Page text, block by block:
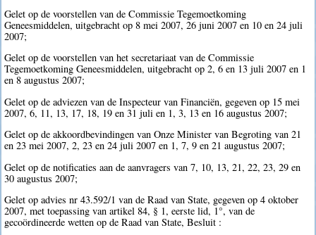
Gelet op de voorstellen van de Commissie Tegemoetkoming
Geneesmiddelen, uitgebracht op 8 mei 2007, 26 juni 2007 en 10 en 24 juli
2007;
Gelet op de voorstellen van het secretariaat van de Commissie
Tegemoetkoming Geneesmiddelen, uitgebracht op 2, 6 en 13 juli 2007 en 1
en 8 augustus 2007;
Gelet op de adviezen van de Inspecteur van Financiën, gegeven op 15 mei
2007, 6, 11, 13, 17, 18, 19 en 31 juli en 1, 3, 13 en 16 augustus 2007;
Gelet op de akkoordbevindingen van Onze Minister van Begroting van 21
en 23 mei 2007, 2, 23 en 24 juli 2007 en 1, 7, 9 en 21 augustus 2007;
Gelet op de notificaties aan de aanvragers van 7, 10, 13, 21, 22, 23, 29 en
30 augustus 2007;
Gelet op advies nr 43.592/1 van de Raad van State, gegeven op 4 oktober
2007, met toepassing van artikel 84, § 1, eerste lid, 1°, van de
gecoördineerde wetten op de Raad van State, Besluit :